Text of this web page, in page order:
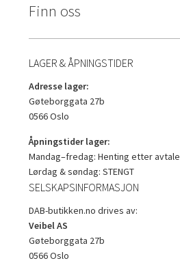
Finn oss
LAGER & ÅPNINGSTIDER
Adresse lager:
Gøteborggata 27b
0566 Oslo
Åpningstider lager:
Mandag–fredag: Henting etter avtale
Lørdag & søndag: STENGT
SELSKAPSINFORMASJON
DAB-butikken.no drives av:
Veibel AS
Gøteborggata 27b
0566 Oslo